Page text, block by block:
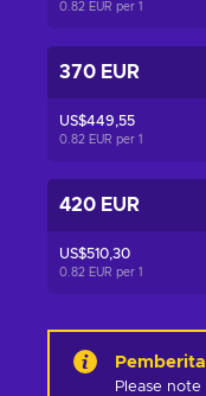
0.82 EUR per 1
370 EUR
US$449,55
0.82 EUR per 1
420 EUR
US$510,30
0.82 EUR per 1
Please